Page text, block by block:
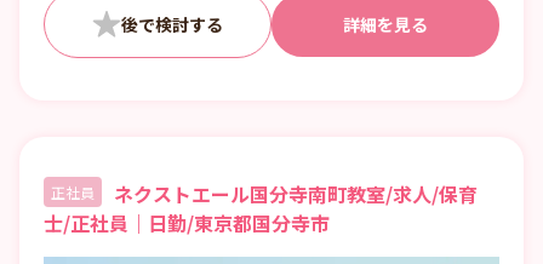
数担任制で分業することで、保育士一人当た
りの負担を軽減しています。 ・勤務時間内に
詳細を見る
正社員
ネクストエール国分寺南町教室/求人/保育
士/正社員｜日勤/東京都国分寺市